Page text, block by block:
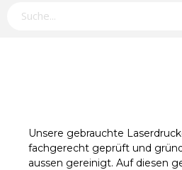
Unsere gebrauchte
fachgerecht geprüft und
aussen gereinigt. Auf diesen